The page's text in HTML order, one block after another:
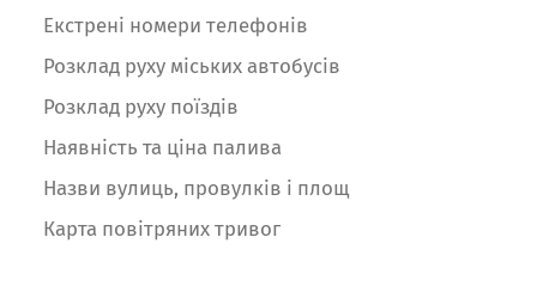
Екстрені номери телефонів
Розклад руху міських автобусів
Розклад руху поїздів
Наявність та ціна палива
Назви вулиць, провулків і площ
Карта повітряних тривог